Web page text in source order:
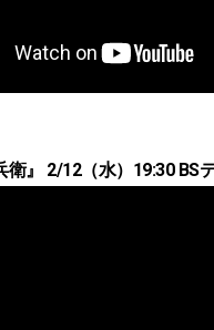
衛』 2/12（水）19:30 BS